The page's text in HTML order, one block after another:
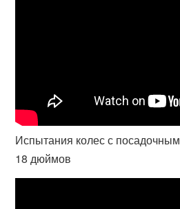
Испытания колес с
18 дюймов